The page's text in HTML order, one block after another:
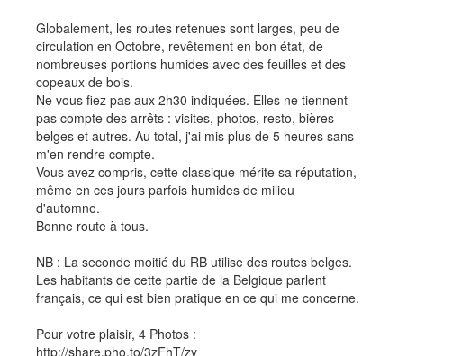
Globalement, les routes retenues sont larges, peu de
circulation en Octobre, revêtement en bon état, de
nombreuses portions humides avec des feuilles et des
copeaux de bois.
Ne vous fiez pas aux 2h30 indiquées. Elles ne tiennent
pas compte des arrêts : visites, photos, resto, bières
belges et autres. Au total, j'ai mis plus de 5 heures sans
m'en rendre compte.
Vous avez compris, cette classique mérite sa réputation,
même en ces jours parfois humides de milieu
d'automne.
Bonne route à tous.
NB : La seconde moitié du RB utilise des routes belges.
Les habitants de cette partie de la Belgique parlent
français, ce qui est bien pratique en ce qui me concerne.
Pour votre plaisir, 4 Photos :
http://share.pho.to/3zFhT/zy